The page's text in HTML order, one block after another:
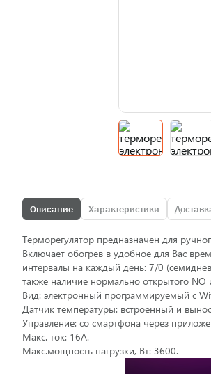
Описание Характеристики
Терморегулятор предназначен для
Включает обогрев в удобное для Вас
интервалы на каждый день: 7/0
также наличие нормально открытого NO
Вид: электронный программируемый с
Датчик температуры: встроенный и
Управление: со смартфона через
Макс. ток: 16А.
Макс.мощность нагрузки, Вт: 3600.